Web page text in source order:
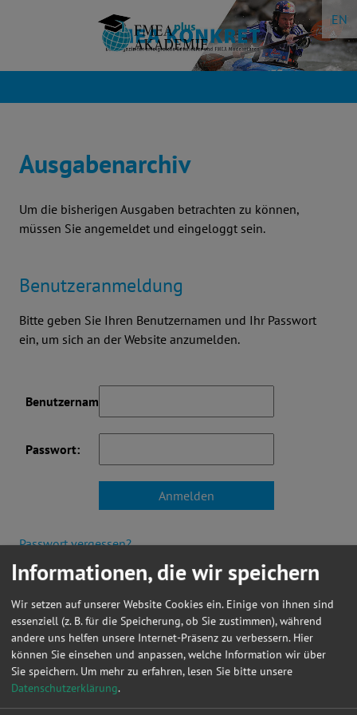
EN
Ausgabenarchiv
Um die bisherigen Ausgaben betrachten zu können,
müssen Sie angemeldet und eingeloggt sein.
Benutzeranmeldung
Bitte geben Sie Ihren Benutzernamen und Ihr Passwort
ein, um sich an der Website anzumelden.
Benutzername:
Passwort:
Passwort vergessen?
Noch kein Mitglied? Hier können Sie sich registrieren.
Aktuelles
Informationen, die wir speichern
Wir setzen auf unserer Website Cookies ein. Einige von ihnen sind
essenziell (z. B. für die Speicherung, ob Sie zustimmen), während
andere uns helfen unsere Internet-Präsenz zu verbessern. Hier
können Sie einsehen und anpassen, welche Information wir über
Sie speichern. Um mehr zu erfahren, lesen Sie bitte unsere
Datenschutzerklärung.